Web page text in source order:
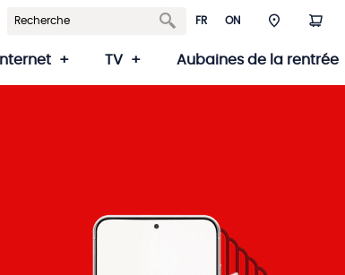
FR ON
Internet TV Aubaines de la rentrée